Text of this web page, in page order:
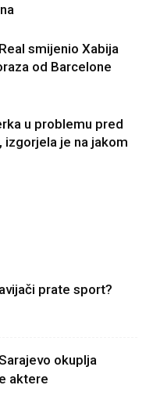
smijenio Xabija
od Barcelone
u problemu pred
izgorjela je na jakom
prate sport?
okuplja
aktere